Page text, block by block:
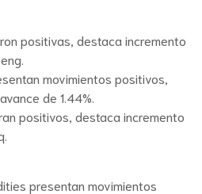
positivas, destaca incremento
movimientos positivos,
de 1.44%.
positivos, destaca incremento
presentan movimientos